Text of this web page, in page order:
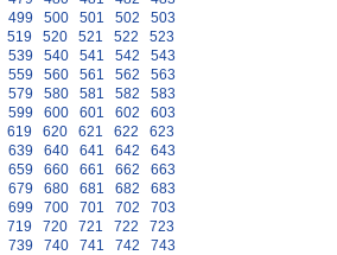
499 500 501 502
503
519 520 521 522
523
539 540 541 542
543
559 560 561 562
563
579 580 581 582
583
599 600 601 602
603
619 620 621 622
623
639 640 641 642
643
659 660 661 662
663
679 680 681 682
683
699 700 701 702
703
719 720 721 722
723
739 740 741 742
743